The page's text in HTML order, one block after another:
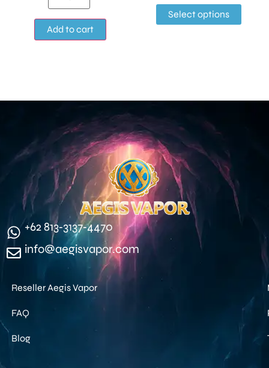
Add to cart
Select options
‪+62 813‑3137‑4470‬
info@aegisvapor.com
Reseller Aegis Vapor
FAQ
Blog